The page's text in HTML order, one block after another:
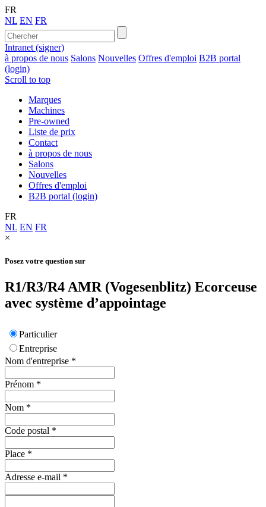
FR
NL EN FR
Intranet (signer)
à propos de nous Salons Nouvelles Offres d'emploi B2B portal
(login)
Scroll to top
Marques
Machines
Pre-owned
Liste de prix
Contact
à propos de nous
Salons
Nouvelles
Offres d'emploi
B2B portal (login)
FR
NL EN FR
×
Posez votre question sur
R1/R3/R4AMR (Vogesenblitz) Ecorceuse
avec système d’appointage
Particulier
Entreprise
Nom d'entreprise *
Prénom *
Nom *
Code postal *
Place *
Adresse e-mail *